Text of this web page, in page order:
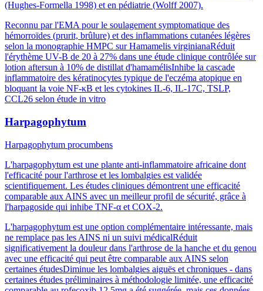
(Hughes-Formella 1998) et en pédiatrie (Wolff 2007).
Reconnu par l'EMA pour le soulagement symptomatique des
hémorroïdes (prurit, brûlure) et des inflammations cutanées légères
selon la monographie HMPC sur Hamamelis virginianaRéduit
l'érythème UV-B de 20 à 27% dans une étude clinique contrôlée sur
lotion aftersun à 10% de distillat d'hamamélisInhibe la cascade
inflammatoire des kératinocytes typique de l'eczéma atopique en
bloquant la voie NF-κB et les cytokines IL-6, IL-17C, TSLP,
CCL26 selon étude in vitro
Harpagophytum
Harpagophytum procumbens
L'harpagophytum est une plante anti-inflammatoire africaine dont
l'efficacité pour l'arthrose et les lombalgies est validée
scientifiquement. Les études cliniques démontrent une efficacité
comparable aux AINS avec un meilleur profil de sécurité, grâce à
l'harpagoside qui inhibe TNF-α et COX-2.
L'harpagophytum est une option complémentaire intéressante, mais
ne remplace pas les AINS ni un suivi médicalRéduit
significativement la douleur dans l'arthrose de la hanche et du genou
avec une efficacité qui peut être comparable aux AINS selon
certaines étudesDiminue les lombalgies aiguës et chroniques - dans
certaines études préliminaires à méthodologie limitée, une efficacité